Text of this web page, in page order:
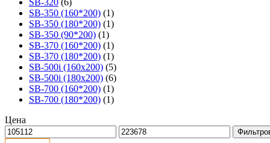
SB-350 (160*200) (1)
SB-350 (180*200) (1)
SB-350 (90*200) (1)
SB-370 (160*200) (1)
SB-370 (180*200) (1)
SB-500i (160x200) (5)
SB-500i (180x200) (6)
SB-700 (160*200) (1)
SB-700 (180*200) (1)
Цена